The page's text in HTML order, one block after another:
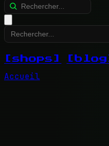
[shops]
Accueil